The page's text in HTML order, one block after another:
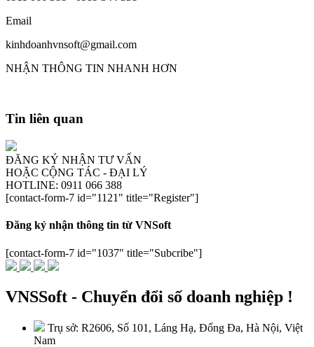
Email
kinhdoanhvnsoft@gmail.com
NHẬN THÔNG TIN NHANH HƠN
Tin liên quan
ĐĂNG KÝ NHẬN TƯ VẤN
HOẶC CỘNG TÁC - ĐẠI LÝ
HOTLINE: 0911 066 388
[contact-form-7 id="1121" title="Register"]
Đăng ký nhận thông tin từ VNSoft
[contact-form-7 id="1037" title="Subcribe"]
VNSSoft - Chuyển đổi số doanh nghiệp !
Trụ sở: R2606, Số 101, Láng Hạ, Đống Đa, Hà Nội, Việt
Nam